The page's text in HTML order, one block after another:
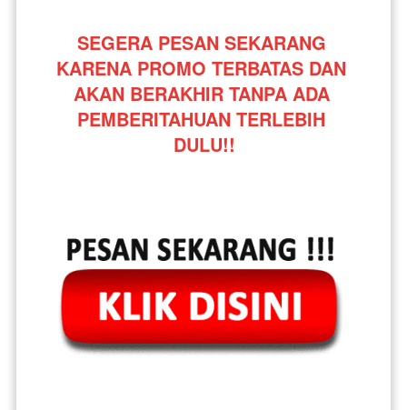
SEGERA PESAN SEKARANG
KARENA PROMO TERBATAS DAN
AKAN BERAKHIR TANPA ADA
PEMBERITAHUAN TERLEBIH
DULU!!